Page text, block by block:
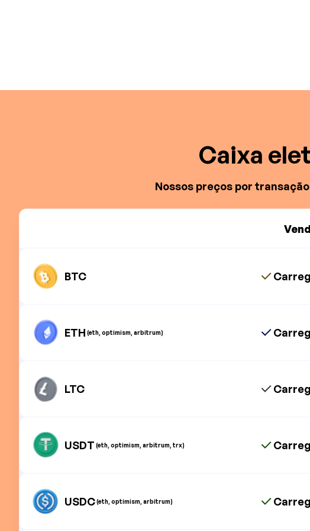
Caixa
Nossos preços por
BTC
ETH (eth, optimism, arbitrum)
LTC
USDT (eth, optimism, arbitrum, trx)
USDC(eth, optimism, arbitrum)